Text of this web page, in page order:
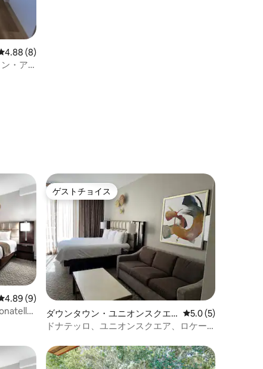
ビュー8件、5つ星中4.88つ星の平均評価
4.88 (8)
・ア
ビュー9件、5つ星中4.89つ星の平均評価
4.89 (9)
ゲストチョイス
ゲストチョイス
ダウンタウン・ユニオンスクエ
アのコンドミニアム
レビュー5件、5つ
5.0 (5)
ドナテッロ、ユニオンスクエア、ロケー